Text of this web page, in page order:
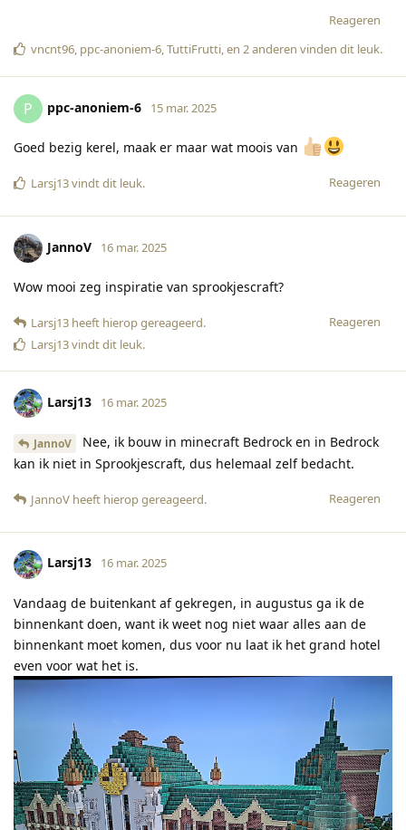
Reageren
vncnt96, ppc-anoniem-6,TuttiFrutti, en 2anderen vinden dit leuk.
P ppc-anoniem-6 15 mar. 2025
Goed bezig kerel, maak er maar wat moois van
Reageren
Larsj13vindt dit leuk.
JannoV 16 mar. 2025
Wow mooi zeg inspiratie van sprookjescraft?
Reageren
Larsj13 heeft hierop gereageerd.
Larsj13vindt dit leuk.
Larsj13 16 mar. 2025
JannoV
Nee, ik bouw in minecraft Bedrock en in Bedrock
kan ik niet in Sprookjescraft, dus helemaal zelf bedacht.
Reageren
JannoV heeft hierop gereageerd.
Larsj13 16 mar. 2025
Vandaag de buitenkant af gekregen, in augustus ga ik de
binnenkant doen, want ik weet nog niet waar alles aan de
binnenkant moet komen, dus voor nu laat ik het grand hotel
even voor wat het is.